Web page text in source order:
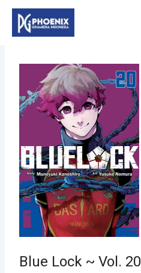
Skip
content
Blue Lock ~ Vol. 20